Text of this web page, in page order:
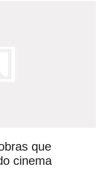
que
cinema